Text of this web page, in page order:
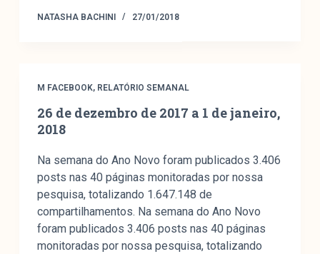
NATASHA BACHINI 27/01/2018
M FACEBOOK, RELATÓRIO SEMANAL
26 de dezembro de 2017 a 1 de janeiro,
2018
Na semana do Ano Novo foram publicados 3.406
posts nas 40 páginas monitoradas por nossa
pesquisa, totalizando 1.647.148 de
compartilhamentos. Na semana do Ano Novo
foram publicados 3.406 posts nas 40 páginas
monitoradas por nossa pesquisa, totalizando